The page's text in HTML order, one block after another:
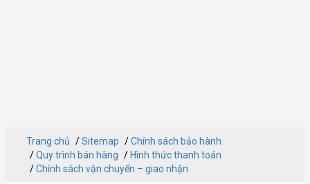
Trang chủ Sitemap
Chính sách bảo hành
Quy trình bán hàng
Hình thức thanh toán
Chính sách vận chuyển – giao nhận